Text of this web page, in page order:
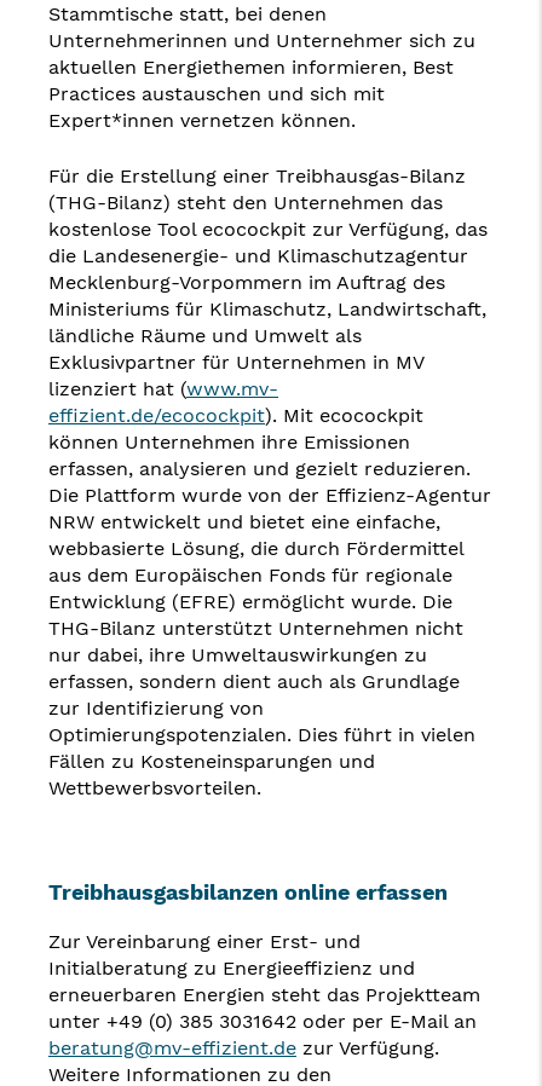
Stammtische statt, bei denen
Unternehmerinnen und Unternehmer sich zu
aktuellen Energiethemen informieren, Best
Practices austauschen und sich mit
Expert*innen vernetzen können.
Für die Erstellung einer Treibhausgas-Bilanz
(THG-Bilanz) steht den Unternehmen das
kostenlose Tool ecocockpit zur Verfügung, das
die Landesenergie- und Klimaschutzagentur
Mecklenburg-Vorpommern im Auftrag des
Ministeriums für Klimaschutz, Landwirtschaft,
ländliche Räume und Umwelt als
Exklusivpartner für Unternehmen in MV
lizenziert hat (www.mv-
effizient.de/ecocockpit). Mit ecocockpit
können Unternehmen ihre Emissionen
erfassen, analysieren und gezielt reduzieren.
Die Plattform wurde von der Effizienz-Agentur
NRW entwickelt und bietet eine einfache,
webbasierte Lösung, die durch Fördermittel
aus dem Europäischen Fonds für regionale
Entwicklung (EFRE) ermöglicht wurde. Die
THG-Bilanz unterstützt Unternehmen nicht
nur dabei, ihre Umweltauswirkungen zu
erfassen, sondern dient auch als Grundlage
zur Identifizierung von
Optimierungspotenzialen. Dies führt in vielen
Fällen zu Kosteneinsparungen und
Wettbewerbsvorteilen.
Treibhausgasbilanzen online erfassen
Zur Vereinbarung einer Erst- und
Initialberatung zu Energieeffizienz und
erneuerbaren Energien steht das Projektteam
unter +49 (0) 385 3031642 oder per E-Mail an
beratung@mv-effizient.de zur Verfügung.
Weitere Informationen zu den